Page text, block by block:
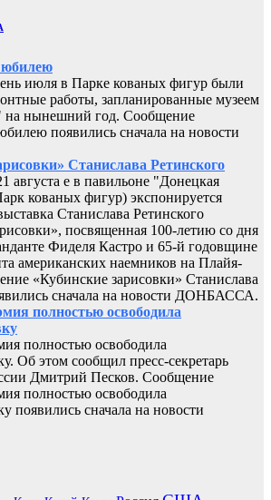
юбилею
июля в Парке кованых фигур были
работы, запланированные музеем
на нынешний год. Сообщение
появились сначала на новости
Станислава Ретинского
августа е в павильоне "Донецкая
кованых фигур) экспонируется
Станислава Ретинского
посвященная 100-летию со дня
Фиделя Кастро и 65-й годовщине
американских наемников на Плайя-
«Кубинские зарисовки» Станислава
сначала на новости ДОНБАССА.
полностью освободила
полностью освободила
Об этом сообщил пресс-секретарь
Дмитрий Песков. Сообщение
полностью освободила
появились сначала на новости